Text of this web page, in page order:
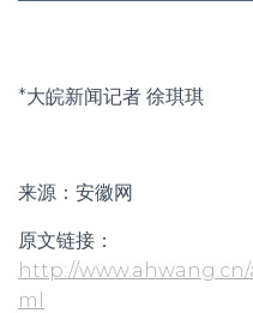
*大皖新闻记者 徐琪琪
来源：安徽网
原文链接：
http://www.ahwang.cn/
ml